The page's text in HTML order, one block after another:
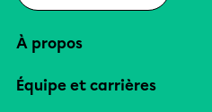
À propos
Équipe et carrières